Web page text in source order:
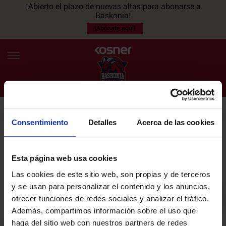
Consentimiento Detalles Acerca de las cookies
Esta página web usa cookies
Las cookies de este sitio web, son propias y de terceros
y se usan para personalizar el contenido y los anuncios,
ofrecer funciones de redes sociales y analizar el tráfico.
Además, compartimos información sobre el uso que
haga del sitio web con nuestros partners de redes
¡Abierto el plazo de nuevas altas para abonarse a
Baskonia!
¡Abónate aquí!
ES EU
NOTICIAS
PLANTILLA
ENTRADAS
NEWSLETTER
últimas noticias y promociones del club.
Email
He leído y acepto laPolítica de privacidaddel SASKI BASKONIA